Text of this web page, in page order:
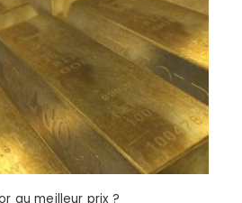
au meilleur prix ?